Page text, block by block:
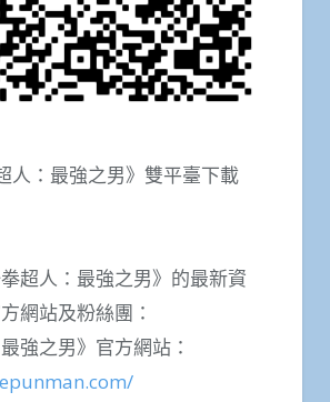
人：最強之男》雙平臺下載
超人：最強之男》的最新資
網站及粉絲團：
強之男》官方網站：